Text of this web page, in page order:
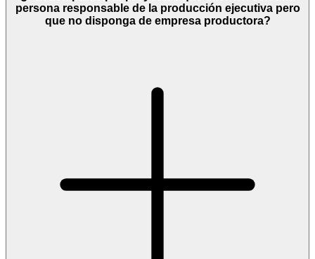
persona responsable de la producción ejecutiva pero
que no disponga de empresa productora?